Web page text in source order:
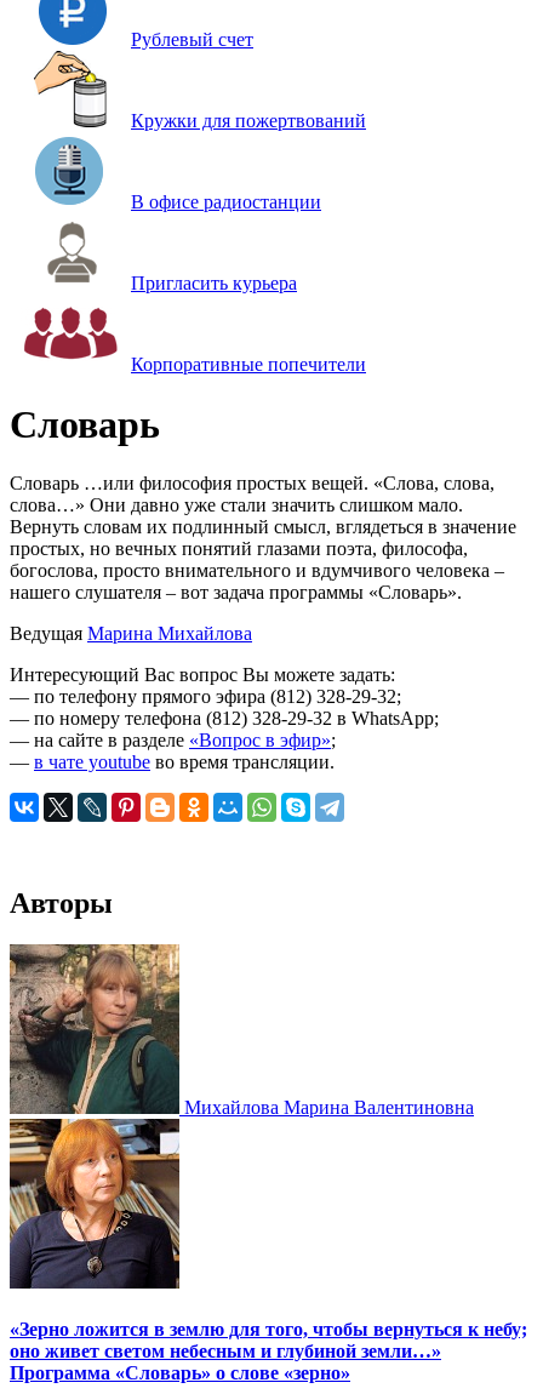
Рублевый счет
Кружки для пожертвований
В офисе радиостанции
Пригласить курьера
Корпоративные попечители
Словарь
Словарь …или философия простых вещей. «Слова, слова,
слова…» Они давно уже стали значить слишком мало.
Вернуть словам их подлинный смысл, вглядеться в значение
простых, но вечных понятий глазами поэта, философа,
богослова, просто внимательного и вдумчивого человека –
нашего слушателя – вот задача программы «Словарь».
Ведущая Марина Михайлова
Интересующий Вас вопрос Вы можете задать:
— по телефону прямого эфира (812) 328-29-32;
— по номеру телефона (812) 328-29-32 в WhatsApp;
— на сайте в разделе «Вопрос в эфир»;
— в чате youtube во время трансляции.
Авторы
Михайлова Марина Валентиновна
«Зерно ложится в землю для того, чтобы вернуться к небу;
оно живет светом небесным и глубиной земли…»
Программа «Словарь» о слове «зерно»